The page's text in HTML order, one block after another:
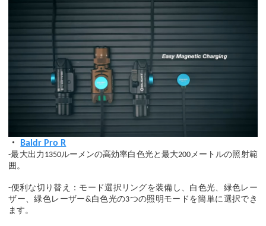
・ Baldr Pro R
-最大出力1350ルーメンの高効率白色光と最大200メートルの照射範
囲。
-便利な切り替え：モード選択リングを装備し、白色光、緑色レー
ザー、緑色レーザー&白色光の3つの照明モードを簡単に選択でき
ます。